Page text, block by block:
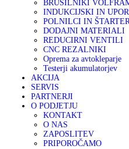
BRUSILNIKI
INDUKCIJSKI IN
POLNILCI IN
DODAJNI MATERIALI
REDUCIRNI VENTILI
CNC REZALNIKI
Oprema za avtokleparje
Testerji akumulatorjev
AKCIJA
SERVIS
PARTNERJI
O PODJETJU
KONTAKT
O NAS
ZAPOSLITEV
PRIPOROČAMO